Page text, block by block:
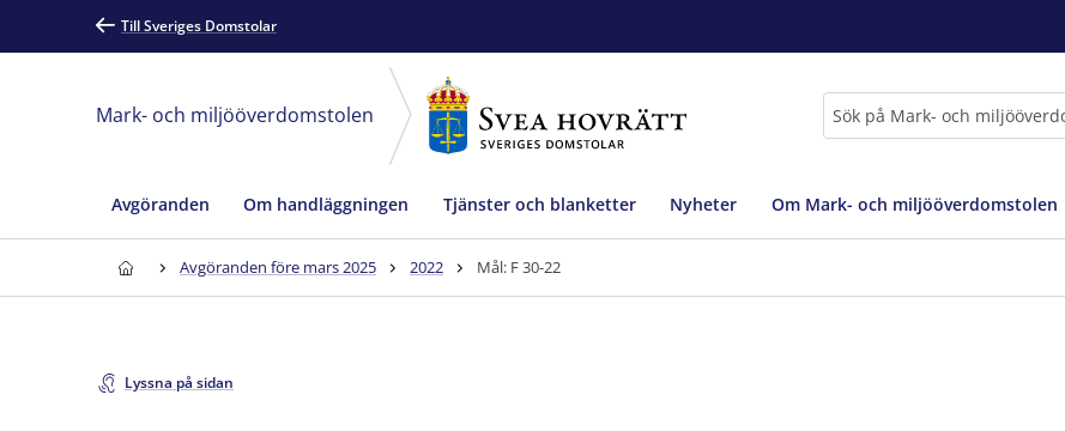
Till Sveriges Domstolar
Mark- och miljööverdomstolen
Avgöranden Om handläggningen Tjänster och blanketter Nyheter Om Mark- och miljööverdomstolen
Avgöranden före mars 2025 2022 Mål: F 30-22
Lyssna på sidan